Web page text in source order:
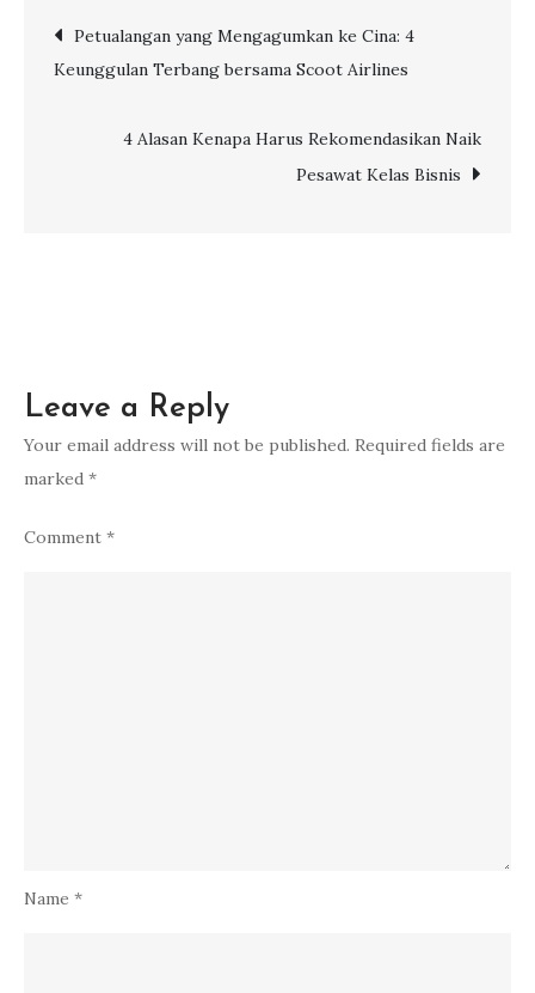
Likupang-
Rekomendasi
Destinasi
Post
navigation
Petualangan yang Mengagumkan ke Cina: 4
Keunggulan Terbang bersama Scoot Airlines
4 Alasan Kenapa Harus Rekomendasikan Naik
Pesawat Kelas Bisnis
Leave a Reply
Your email address will not be published. Required fields are
marked *
Comment *
Name *